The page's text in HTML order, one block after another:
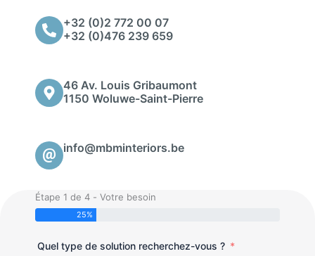
+32 (0)2 772 00 07
+32 (0)476 239 659
46 Av. Louis Gribaumont
1150 Woluwe-Saint-Pierre
info@mbminteriors.be
Étape 1 de 4 - Votre besoin
25%
Quel type de solution recherchez-vous ?